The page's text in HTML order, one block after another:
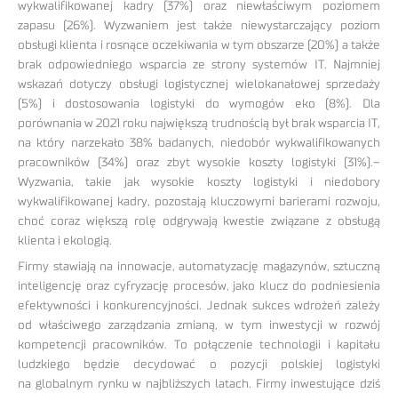
wykwalifikowanej kadry (37%) oraz niewłaściwym poziomem
zapasu (26%). Wyzwaniem jest także niewystarczający poziom
obsługi klienta i rosnące oczekiwania w tym obszarze (20%) a także
brak odpowiedniego wsparcia ze strony systemów IT. Najmniej
wskazań dotyczy obsługi logistycznej wielokanałowej sprzedaży
(5%) i dostosowania logistyki do wymogów eko (8%). Dla
porównania w 2021 roku największą trudnością był brak wsparcia IT,
na który narzekało 38% badanych, niedobór wykwalifikowanych
pracowników (34%) oraz zbyt wysokie koszty logistyki (31%).–
Wyzwania, takie jak wysokie koszty logistyki i niedobory
wykwalifikowanej kadry, pozostają kluczowymi barierami rozwoju,
choć coraz większą rolę odgrywają kwestie związane z obsługą
klienta i ekologią.
Firmy stawiają na innowacje, automatyzację magazynów, sztuczną
inteligencję oraz cyfryzację procesów, jako klucz do podniesienia
efektywności i konkurencyjności. Jednak sukces wdrożeń zależy
od właściwego zarządzania zmianą, w tym inwestycji w rozwój
kompetencji pracowników. To połączenie technologii i kapitału
ludzkiego będzie decydować o pozycji polskiej logistyki
na globalnym rynku w najbliższych latach. Firmy inwestujące dziś